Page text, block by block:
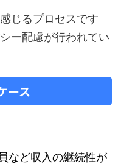
じるプロセスです
ー配慮が行われてい
ース
など収入の継続性が